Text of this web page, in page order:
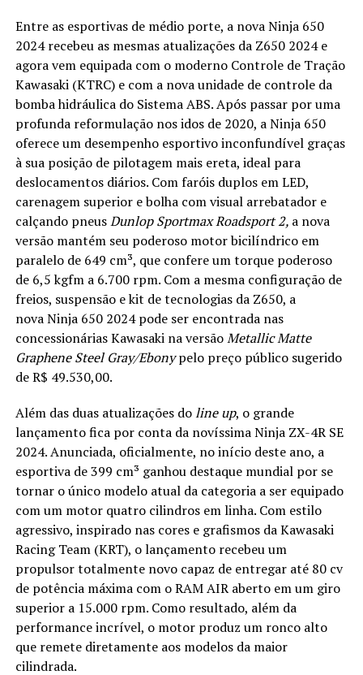
Entre as esportivas de médio porte, a nova Ninja 650
2024 recebeu as mesmas atualizações da Z650 2024 e
agora vem equipada com o moderno Controle de Tração
Kawasaki (KTRC) e com a nova unidade de controle da
bomba hidráulica do Sistema ABS. Após passar por uma
profunda reformulação nos idos de 2020, a Ninja 650
oferece um desempenho esportivo inconfundível graças
à sua posição de pilotagem mais ereta, ideal para
deslocamentos diários. Com faróis duplos em LED,
carenagem superior e bolha com visual arrebatador e
calçando pneusDunlop Sportmax Roadsport 2, a nova
versão mantém seu poderoso motor bicilíndrico em
paralelo de 649 cm³, que confere um torque poderoso
de 6,5 kgfm a 6.700 rpm. Com a mesma configuração de
freios, suspensão e kit de tecnologias da Z650, a
nova Ninja 650 2024 pode ser encontrada nas
concessionárias Kawasaki na versãoMetallic Matte
Graphene Steel Gray/Ebonypelo preço público sugerido
de R$ 49.530,00.
Além das duas atualizações doline up, o grande
lançamento fica por conta da novíssima Ninja ZX-4R SE
2024. Anunciada, oficialmente, no início deste ano, a
esportiva de 399 cm³ ganhou destaque mundial por se
tornar o único modelo atual da categoria a ser equipado
com um motor quatro cilindros em linha. Com estilo
agressivo, inspirado nas cores e grafismos da Kawasaki
Racing Team (KRT), o lançamento recebeu um
propulsor totalmente novo capaz de entregar até 80 cv
de potência máxima com o RAM AIR aberto em um giro
superior a 15.000 rpm. Como resultado, além da
performance incrível, o motor produz um ronco alto
que remete diretamente aos modelos da maior
cilindrada.